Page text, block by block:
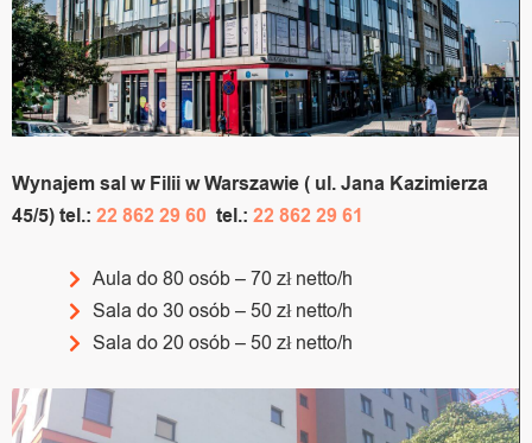
Wynajem sal w Filii w Warszawie ( ul. Jana Kazimierza
45/5) tel.: 22 862 29 60 tel.: 22 862 29 61
Aula do 80 osób – 70 zł netto/h
Sala do 30 osób – 50 zł netto/h
Sala do 20 osób – 50 zł netto/h